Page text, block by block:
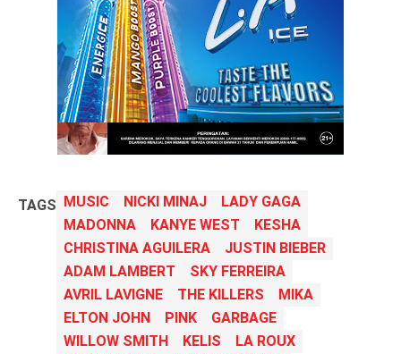
TAGS MUSIC NICKI MINAJ
LADY GAGA
MADONNA
KANYE WEST
KESHA
CHRISTINA AGUILERA
JUSTIN BIEBER
ADAM LAMBERT
SKY FERREIRA
AVRIL LAVIGNE
THE KILLERS
MIKA
ELTON JOHN
PINK
GARBAGE
WILLOW SMITH
KELIS
LA ROUX